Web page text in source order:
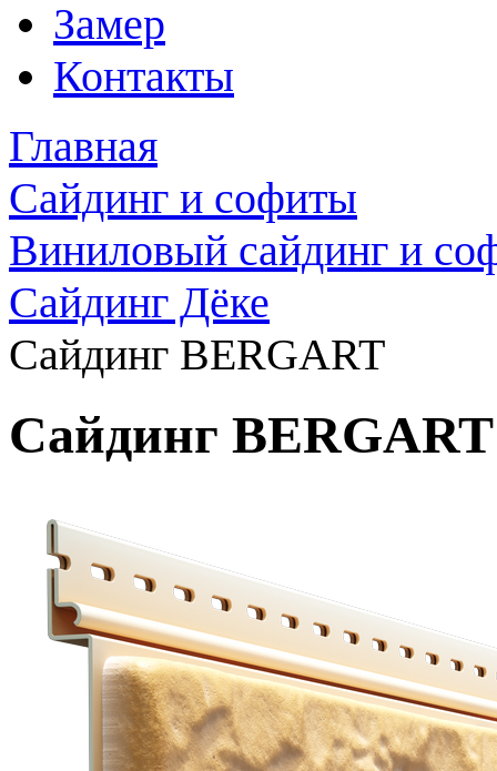
Замер
Контакты
Главная
Сайдинг и софиты
Виниловый сайдинг и
Сайдинг Дёке
Сайдинг BERGART
Сайдинг BERGART